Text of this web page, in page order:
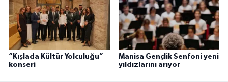
“Kışlada Kültür Yolculuğu”
konseri
Manisa Gençlik Senfoni yeni
yıldızlarını arıyor